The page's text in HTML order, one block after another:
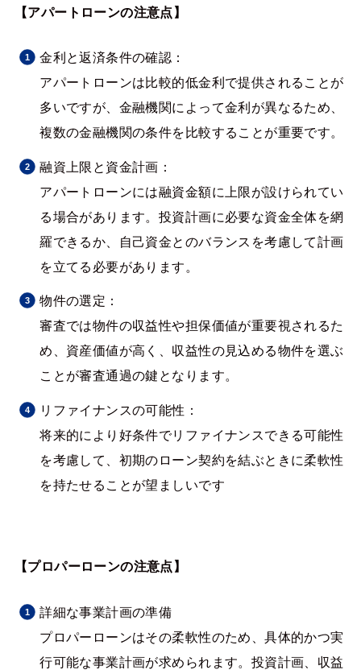
【アパートローンの注意点】
金利と返済条件の確認：
アパートローンは比較的低金利で提供されることが
多いですが、金融機関によって金利が異なるため、
複数の金融機関の条件を比較することが重要です​​​​。
融資上限と資金計画：
アパートローンには融資金額に上限が設けられてい
る場合があります。投資計画に必要な資金全体を網
羅できるか、自己資金とのバランスを考慮して計画
を立てる必要があります​​​​。
物件の選定：
審査では物件の収益性や担保価値が重要視されるた
め、資産価値が高く、収益性の見込める物件を選ぶ
ことが審査通過の鍵となります​​​​。
リファイナンスの可能性：
将来的により好条件でリファイナンスできる可能性
を考慮して、初期のローン契約を結ぶときに柔軟性
を持たせることが望ましいです​
【プロパーローンの注意点】
詳細な事業計画の準備
プロパーローンはその柔軟性のため、具体的かつ実
行可能な事業計画が求められます。投資計画、収益